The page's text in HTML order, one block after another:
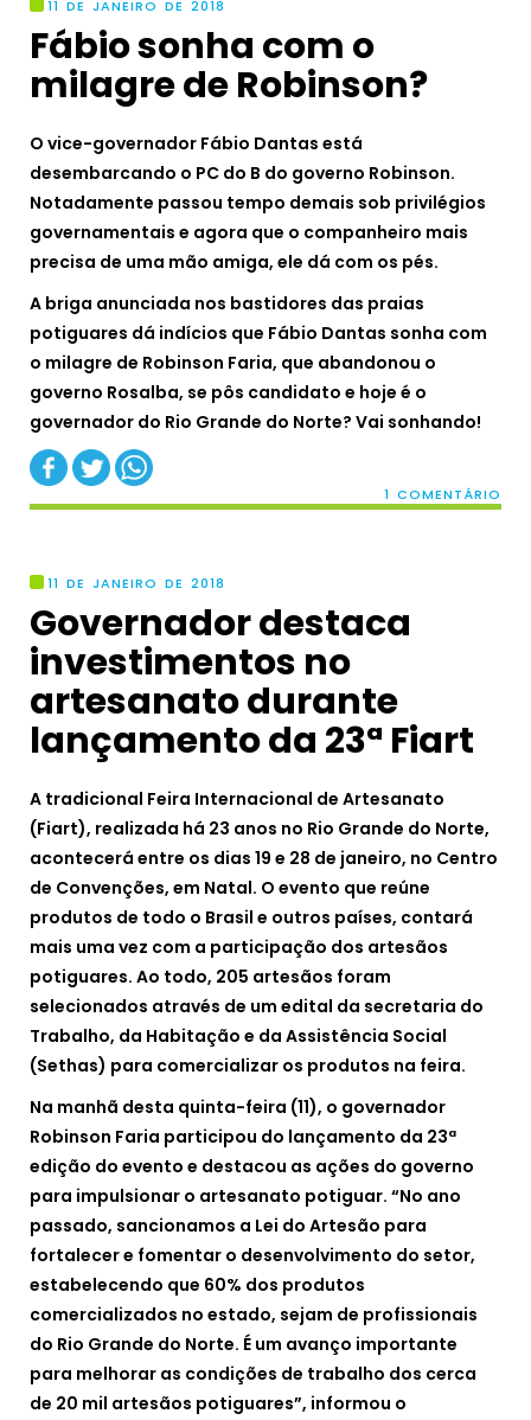
11 DE JANEIRO DE 2018
Fábio sonha com o
milagre de Robinson?
O vice-governador Fábio Dantas está
desembarcando o PC do B do governo Robinson.
Notadamente passou tempo demais sob privilégios
governamentais e agora que o companheiro mais
precisa de uma mão amiga, ele dá com os pés.
A briga anunciada nos bastidores das praias
potiguares dá indícios que Fábio Dantas sonha com
o milagre de Robinson Faria, que abandonou o
governo Rosalba, se pôs candidato e hoje é o
governador do Rio Grande do Norte? Vai sonhando!
1 COMENTÁRIO
11 DE JANEIRO DE 2018
Governador destaca
investimentos no
artesanato durante
lançamento da 23ª Fiart
A tradicional Feira Internacional de Artesanato
(Fiart), realizada há 23 anos no Rio Grande do Norte,
acontecerá entre os dias 19 e 28 de janeiro, no Centro
de Convenções, em Natal. O evento que reúne
produtos de todo o Brasil e outros países, contará
mais uma vez com a participação dos artesãos
potiguares. Ao todo, 205 artesãos foram
selecionados através de um edital da secretaria do
Trabalho, da Habitação e da Assistência Social
(Sethas) para comercializar os produtos na feira.
Na manhã desta quinta-feira (11), o governador
Robinson Faria participou do lançamento da 23ª
edição do evento e destacou as ações do governo
para impulsionar o artesanato potiguar. “No ano
passado, sancionamos a Lei do Artesão para
fortalecer e fomentar o desenvolvimento do setor,
estabelecendo que 60% dos produtos
comercializados no estado, sejam de profissionais
do Rio Grande do Norte. É um avanço importante
para melhorar as condições de trabalho dos cerca
de 20 mil artesãos potiguares”, informou o